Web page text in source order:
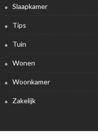
Slaapkamer
Tips
Tuin
Wonen
Woonkamer
Zakelijk